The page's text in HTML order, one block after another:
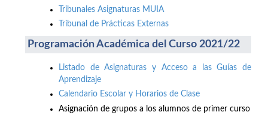
Tribunales Asignaturas MUIA
Tribunal de Prácticas Externas
Programación Académica del Curso 2021/22
Listado de Asignaturas y Acceso a las Guías de
Aprendizaje
Calendario Escolar y Horarios de Clase
Asignación de grupos a los alumnos de primer curso